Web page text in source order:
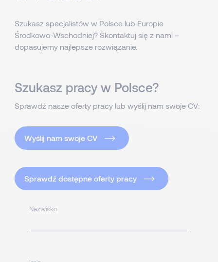
Szukasz specjalistów w Polsce lub Europie
Środkowo-Wschodniej? Skontaktuj się z nami –
dopasujemy najlepsze rozwiązanie.
Szukasz pracy w Polsce?
Sprawdź nasze oferty pracy lub wyślij nam swoje CV:
Wyślij nam swoje CV
Sprawdź dostępne oferty pracy
Nazwisko